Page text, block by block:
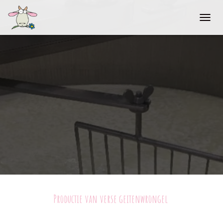
O
O
Productie van verse geitenwrongel